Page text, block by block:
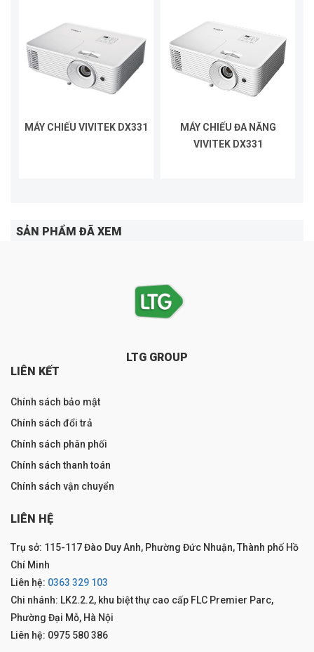
MÁY CHIẾU VIVITEK DX331
MÁY CHIẾU ĐA NĂNG
VIVITEK DX331
SẢN PHẨM ĐÃ XEM
LTG GROUP
LIÊN KẾT
Chính sách bảo mật
Chính sách đổi trả
Chính sách phân phối
Chính sách thanh toán
Chính sách vận chuyển
LIÊN HỆ
Trụ sở: 115-117 Đào Duy Anh, Phường Đức Nhuận, Thành phố Hồ
Chí Minh
Liên hệ: 0363 329 103
Chi nhánh: LK2.2.2, khu biệt thự cao cấp FLC Premier Parc,
Phường Đại Mỗ, Hà Nội
Liên hệ: 0975 580 386